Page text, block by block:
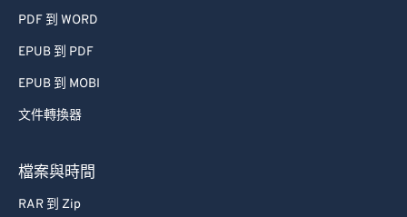
PDF 到 WORD
EPUB 到 PDF
EPUB 到 MOBI
文件轉換器
檔案與時間
RAR 到 Zip